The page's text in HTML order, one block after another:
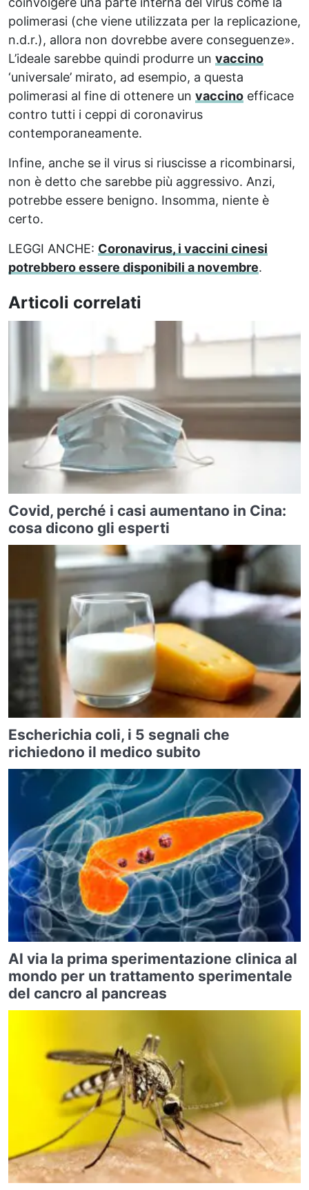
polimerasi (che viene utilizzata per la replicazione,
n.d.r.), allora non dovrebbe avere conseguenze».
L’ideale sarebbe quindi produrre un vaccino
‘universale’ mirato, ad esempio, a questa
polimerasi al fine di ottenere un vaccino efficace
contro tutti i ceppi di coronavirus
contemporaneamente.
Infine, anche se il virus si riuscisse a ricombinarsi,
non è detto che sarebbe più aggressivo. Anzi,
potrebbe essere benigno. Insomma, niente è
certo.
LEGGI ANCHE: Coronavirus, i vaccini cinesi
potrebbero essere disponibili a novembre.
Articoli correlati
Covid, perché i casi aumentano in Cina:
cosa dicono gli esperti
Escherichia coli, i 5 segnali che
richiedono il medico subito
Al via la prima sperimentazione clinica al
mondo per un trattamento sperimentale
del cancro al pancreas